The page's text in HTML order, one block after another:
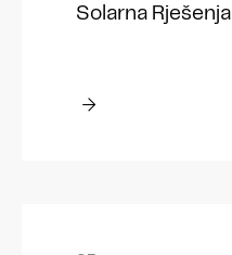
Solarna Rješenja